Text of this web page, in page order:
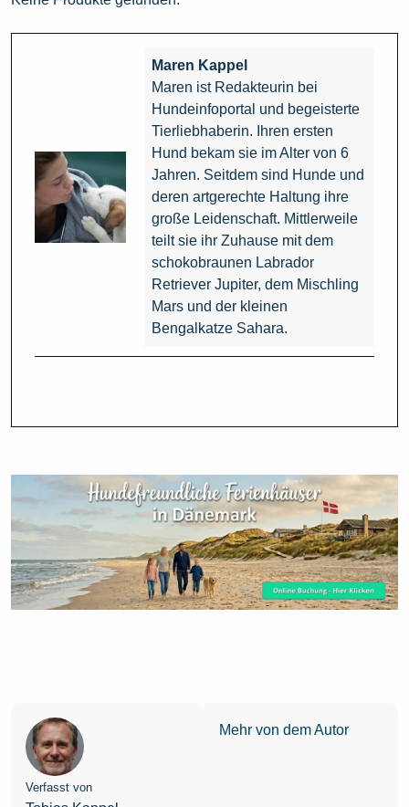
Maren Kappel
Maren ist Redakteurin bei
Hundeinfoportal und begeisterte
Tierliebhaberin. Ihren ersten
Hund bekam sie im Alter von 6
Jahren. Seitdem sind Hunde und
deren artgerechte Haltung ihre
große Leidenschaft. Mittlerweile
teilt sie ihr Zuhause mit dem
schokobraunen Labrador
Retriever Jupiter, dem Mischling
Mars und der kleinen
Bengalkatze Sahara.
Verfasst von
Mehr von dem Autor